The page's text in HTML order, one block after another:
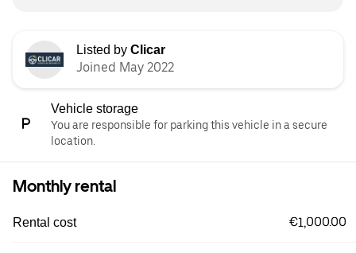
Listed by Clicar
Joined May 2022
Vehicle storage
You are responsible for parking this vehicle in a secure
location.
Monthly rental
Rental cost €1,000.00